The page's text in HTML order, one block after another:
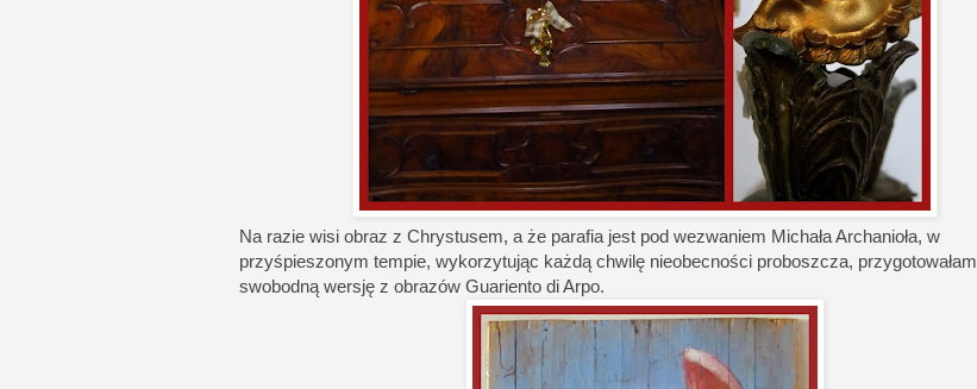
Na razie wisi obraz z Chrystusem, a że parafia jest pod wezwaniem Michała Archanioła, w
przyśpieszonym tempie, wykorzytując każdą chwilę nieobecności proboszcza, przygotowałam
swobodną wersję z obrazów Guariento di Arpo.